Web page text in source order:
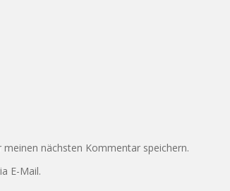
nächsten Kommentar speichern.
E-Mail.